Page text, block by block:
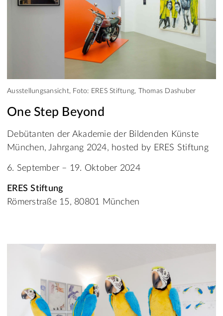
Ausstellungsansicht, Foto: ERES Stiftung, Thomas Dashuber
One Step Beyond
Debütanten der Akademie der Bildenden Künste
München, Jahrgang 2024, hosted by ERES Stiftung
6. September – 19. Oktober 2024
ERES Stiftung
Römerstraße 15, 80801 München